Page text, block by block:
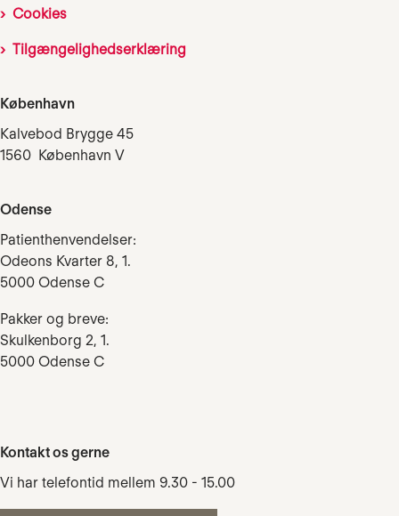
Cookies
Tilgængelighedserklæring
København
Kalvebod Brygge 45
1560 København V
Odense
Patienthenvendelser:
Odeons Kvarter 8, 1.
5000 Odense C
Pakker og breve:
Skulkenborg 2, 1.
5000 Odense C
Kontakt os gerne
Vi har telefontid mellem 9.30 - 15.00